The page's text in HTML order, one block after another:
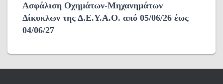
Ασφάλιση Οχημάτων-Μηχανημάτων
Δίκυκλων της Δ.Ε.Υ.Α.Ο. από 05/06/26 έως
04/06/27